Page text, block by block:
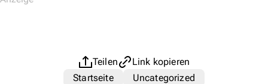
Teilen
Link kopieren
Startseite
Uncategorized